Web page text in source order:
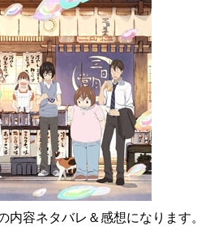
容ネタバレ＆感想になります。